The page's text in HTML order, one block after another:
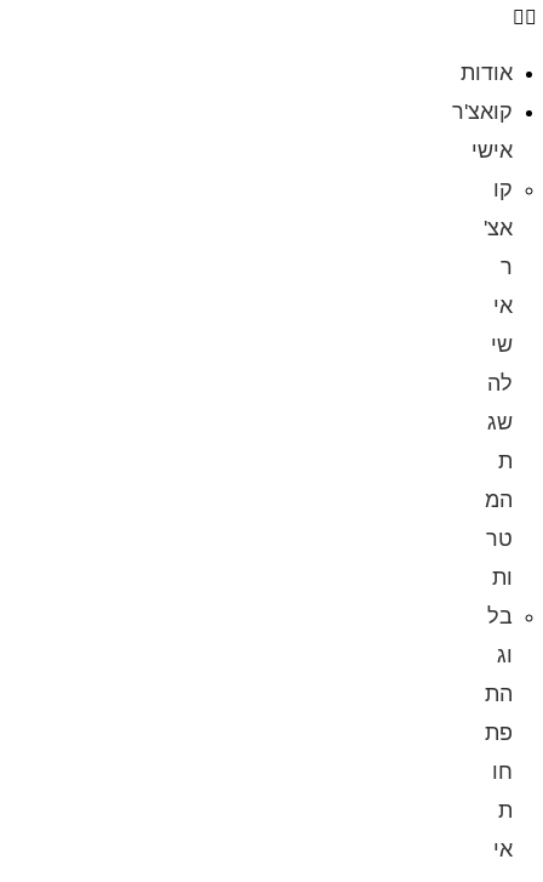
אודות
קואצ'ר
אישי
קו
אצ'
אי
שי
לה
שג
ת
המ
טר
ות
בל
וג
הת
פת
חו
ת
אי